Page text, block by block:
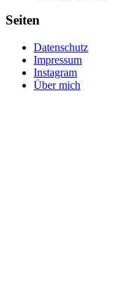
Seiten
Datenschutz
Impressum
Instagram
Über mich